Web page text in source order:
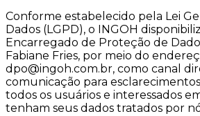
Conforme estabelecido pela Lei
Dados (LGPD), o INGOH
Encarregado de Proteção de
Fabiane Fries, por meio do
dpo@ingoh.com.br, como canal
comunicação para
todos os usuários e interessados
tenham seus dados tratados por